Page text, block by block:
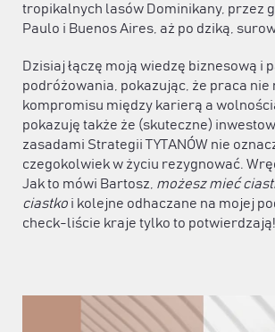
tropikalnych lasów Dominikany, przez
Paulo i Buenos Aires, aż po dziką,
Dzisiaj łączę moją wiedzę biznesową i
podróżowania, pokazując, że praca nie
kompromisu między karierą a
pokazuję także że (skuteczne)
zasadami Strategii TYTANÓW nie
czegokolwiek w życiu rezygnować.
Jak to mówi Bartosz, możesz mieć
ciastkoi kolejne odhaczane na mojej
check-liście kraje tylko to potwierdzają!